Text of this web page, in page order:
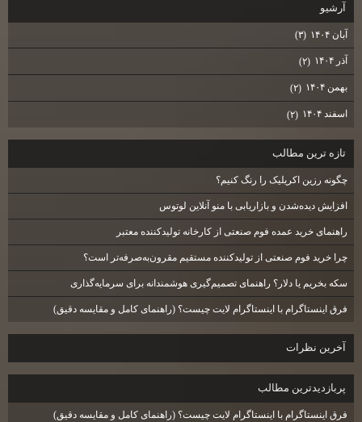
آرشيو
آبان ۱۴۰۴ (۳)
آذر ۱۴۰۴ (۲)
بهمن ۱۴۰۴ (۲)
اسفند ۱۴۰۴ (۲)
تازه ترين مطالب
چگونه رزین اکریلیک را رنگ کنیم؟
افزایش دیده‌شدن و بازاریابی با منو آنلاین لوتوس
راهنمای خرید عمده فوم صنعتی از کارخانه تولیدکننده معتبر
چرا خرید فوم صنعتی از تولیدکننده مستقیم مقرون‌به‌صرفه‌تر است؟
سکه بخریم یا دلار؟ راهنمای تصمیم‌گیری هوشمندانه برای سرمایه‌گذاری
فرق اینستاگرام با اینستاگرام لایت چیست؟ (راهنمای کامل و مقایسه دقیق)
آخرين نظرات
پربازديدترين مطالب
فرق اینستاگرام با اینستاگرام لایت چیست؟ (راهنمای کامل و مقایسه دقیق)